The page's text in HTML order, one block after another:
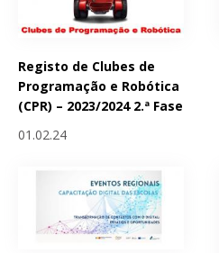
Registo de Clubes de
Programação e Robótica
(CPR) – 2023/2024 2.ª Fase
01.02.24